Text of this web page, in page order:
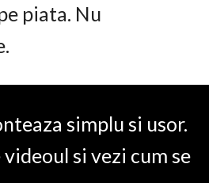
piata. Nu
simplu si usor.
si vezi cum se